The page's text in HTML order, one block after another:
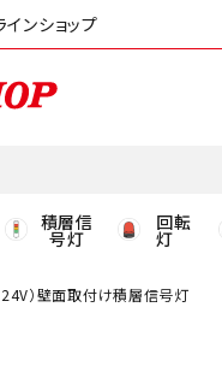
ンショップ
積層信
号灯
回転
灯
）壁面取付け積層信号灯